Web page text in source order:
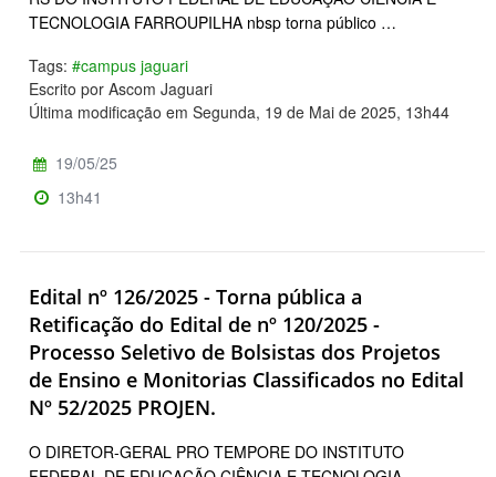
TECNOLOGIA FARROUPILHA nbsp torna público …
Tags: #campus jaguari
Escrito por Ascom Jaguari
Última modificação em Segunda, 19 de Mai de 2025, 13h44
19/05/25
13h41
Edital nº 126/2025 - Torna pública a
Retificação do Edital de nº 120/2025 -
Processo Seletivo de Bolsistas dos Projetos
de Ensino e Monitorias Classificados no Edital
Nº 52/2025 PROJEN.
O DIRETOR-GERAL PRO TEMPORE DO INSTITUTO